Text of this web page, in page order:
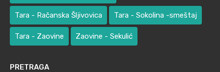
Tara - Račanska Šljivovica Tara - Sokolina -smeštaj
Tara - Zaovine Zaovine - Sekulić
PRETRAGA